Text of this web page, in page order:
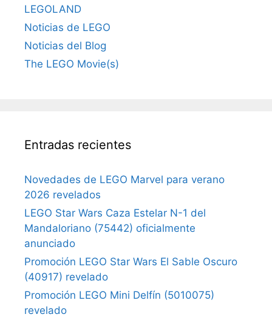
LEGOLAND
Noticias de LEGO
Noticias del Blog
The LEGO Movie(s)
Entradas recientes
Novedades de LEGO Marvel para verano
2026 revelados
LEGO Star Wars Caza Estelar N-1 del
Mandaloriano (75442) oficialmente
anunciado
Promoción LEGO Star Wars El Sable Oscuro
(40917) revelado
Promoción LEGO Mini Delfín (5010075)
revelado